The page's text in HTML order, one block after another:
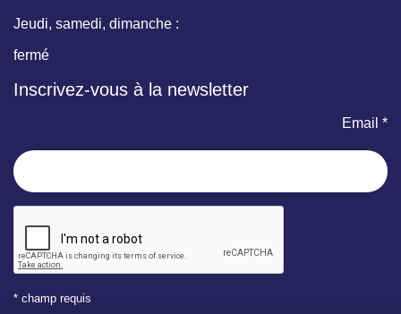
Jeudi, samedi, dimanche :
fermé
Inscrivez-vous à la newsletter
Email *
* champ requis